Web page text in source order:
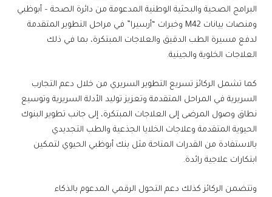
البرامج الصحية والبحثية الوطنية المدعومة من دائرة الصحة – أبوظبي
ومنصات بيانات M42 وخبرات “أرسيرا” في مراحل التطوير المتقدمة
لدفع مسيرة الطب الدقيق والعلاجات المبتكرة، بما في ذلك
العلاجات الخلوية والجينية.
كما تشمل الركائز تسريع التطوير السريري من خلال دعم التجارب
السريرية في المراحل المتقدمة وتعزيز توليد الأدلة السريرية وتوسيع
نطاق وصول المرضى إلى العلاجات المبتكرة، إلى جانب تطوير البنوك
الحيوية المتقدمة وعلاجات الخلايا الجذعية والطب التجديدي
بالاستفادة من القدرات المتاحة مثل بنك أبوظبي الحيوي لتمكين
ابتكارات علاجية رائدة.
وتتضمن الركائز كذلك دعم التحول الرقمي المدعوم بالذكاء